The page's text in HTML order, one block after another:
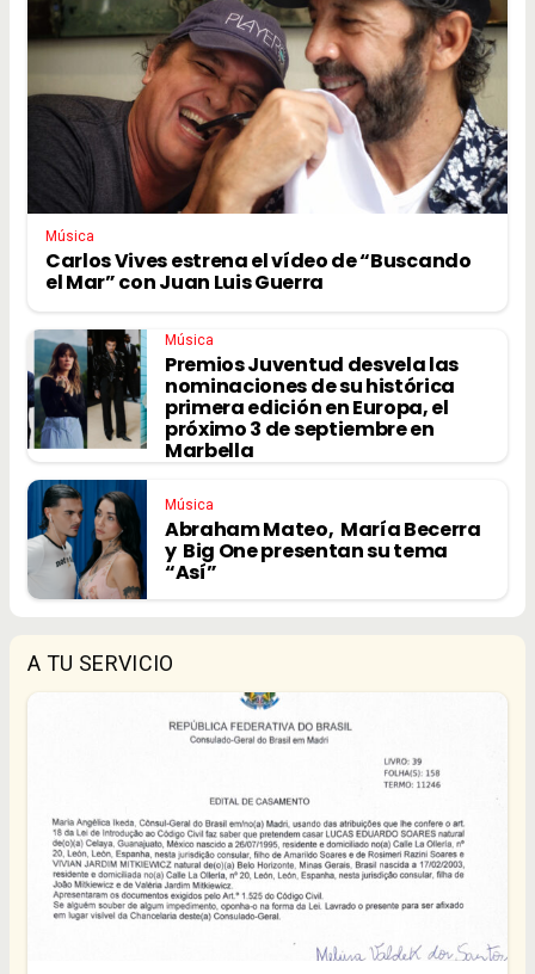
Música
Carlos Vives estrena el vídeo de “Buscando
el Mar” con Juan Luis Guerra
Música
Premios Juventud desvela las
nominaciones de su histórica
primera edición en Europa, el
próximo 3 de septiembre en
Marbella
Música
Abraham Mateo, María Becerra
y Big One presentan su tema
“Así”
A TU SERVICIO